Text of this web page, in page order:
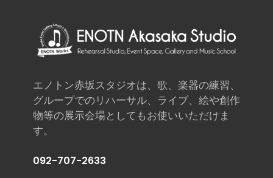
エノトン赤坂スタジオは、歌、楽器の練習、
グループでのリハーサル、ライブ、絵や創作
物等の展示会場としてもお使いいただけま
す。
092-707-2633